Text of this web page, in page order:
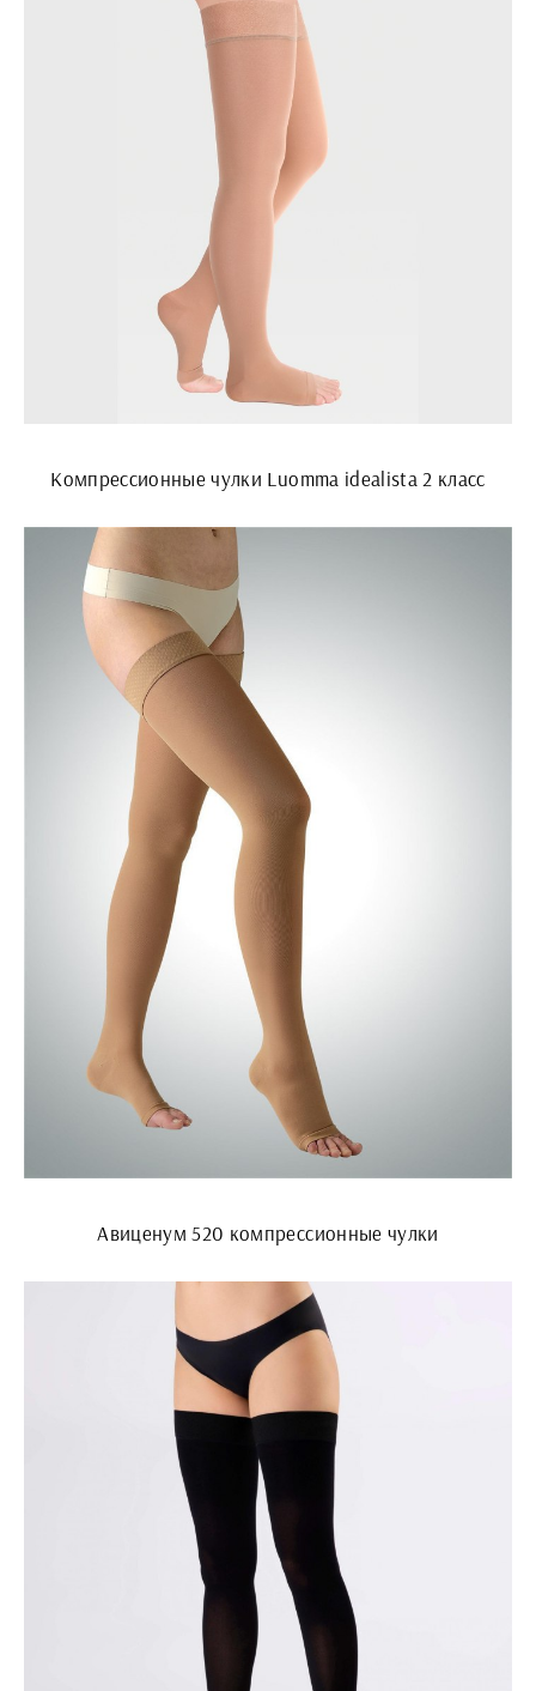
Компрессионные чулки Luomma idealista 2 класс
Aвиценум 520 компрессионные чулки